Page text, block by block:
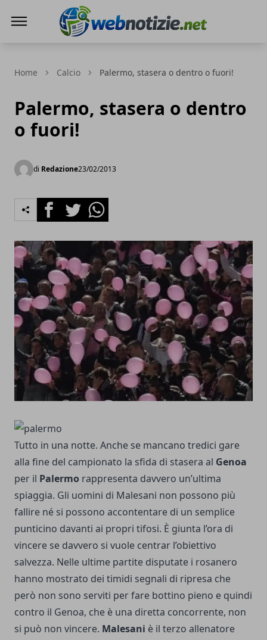
Home Calcio Palermo, stasera o dentro o fuori!
Palermo, stasera o dentro
o fuori!
di Redazione23/02/2013
FacebookTwitterWhatsapp
Tutto in una notte. Anche se mancano tredici gare
alla fine del campionato la sfida di stasera al Genoa
per il Palermo rappresenta davvero un’ultima
spiaggia. Gli uomini di Malesani non possono più
fallire né si possono accontentare di un semplice
punticino davanti ai propri tifosi. È giunta l’ora di
vincere se davvero si vuole centrar l’obiettivo
salvezza. Nelle ultime partite disputate i rosanero
hanno mostrato dei timidi segnali di ripresa che
però non sono serviti per fare bottino pieno e quindi
contro il Genoa, che è una diretta concorrente, non
si può non vincere. Malesani è il terzo allenatore